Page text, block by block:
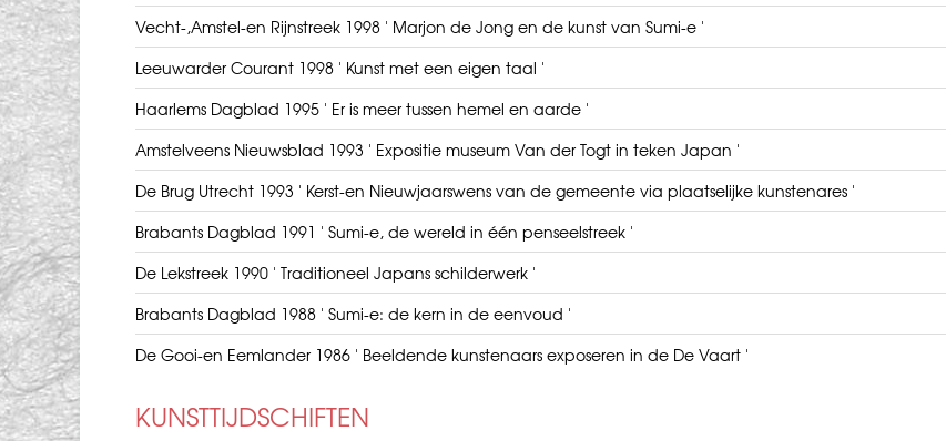
Vecht-,Amstel-en Rijnstreek 1998 ' Marjon de Jong en de kunst van Sumi-e '
Leeuwarder Courant 1998 ' Kunst met een eigen taal '
Haarlems Dagblad 1995 ' Er is meer tussen hemel en aarde '
Amstelveens Nieuwsblad 1993 ' Expositie museum Van der Togt in teken Japan '
De Brug Utrecht 1993 ' Kerst-en Nieuwjaarswens van de gemeente via plaatselijke kunstenares '
Brabants Dagblad 1991 ' Sumi-e, de wereld in één penseelstreek '
De Lekstreek 1990 ' Traditioneel Japans schilderwerk '
Brabants Dagblad 1988 ' Sumi-e: de kern in de eenvoud '
De Gooi-en Eemlander 1986 ' Beeldende kunstenaars exposeren in de De Vaart '
KUNSTTIJDSCHIFTEN